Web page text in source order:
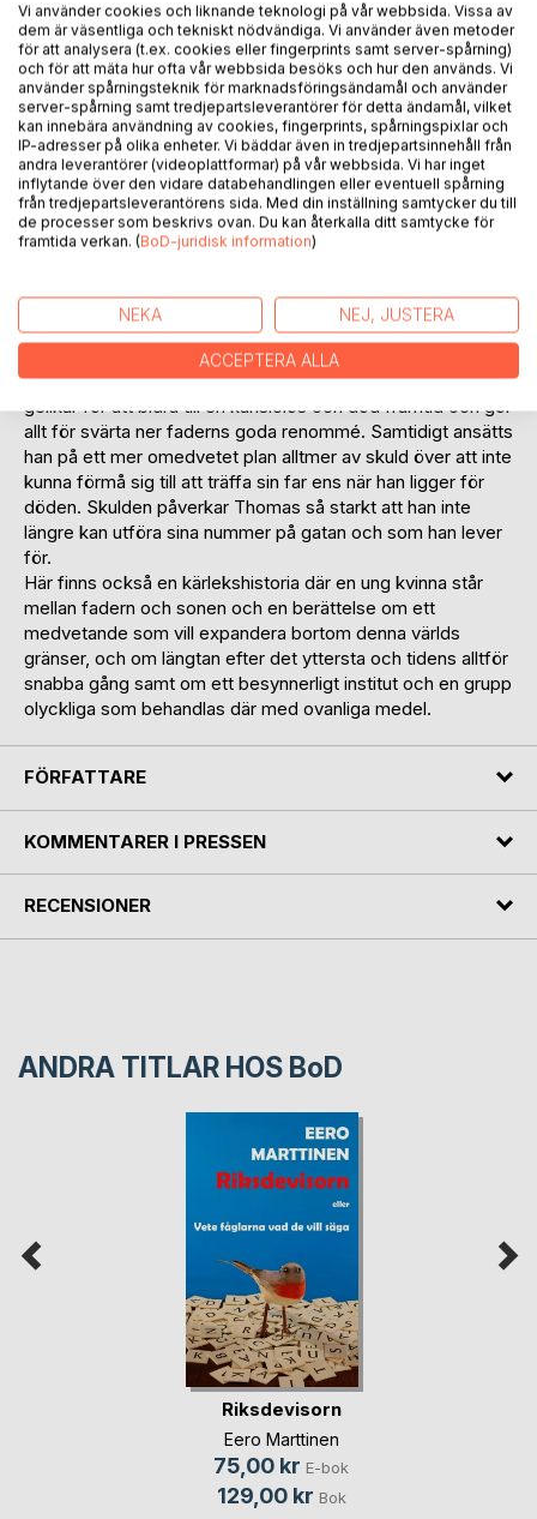
BESKRIVNING
Det är en regntung sommar i Stockholm. En far ligger
döende. Sonen Thomas försöker att ignorera det och
vägrar att träffa fadern. De har legat i bitter strid med
varandra sedan många år och är varandras motsatser.
Bägge brinner för vad de tror på och försvarar till det
yttersta vad de uppfattar vara sanningen. Fadern är en
okänd mim- och gatuartist.
Detta är en Kafkaartad historia som tilldrar sig i ett, som
sonen tycker alltmer mentalt, konstlat och naturstridigt
Stockholm som han ogillar. Han anklagar fadern och hans
gelikar för att bidra till en känslolös och död framtid och gör
allt för svärta ner faderns goda renommé. Samtidigt ansätts
han på ett mer omedvetet plan alltmer av skuld över att inte
kunna förmå sig till att träffa sin far ens när han ligger för
döden. Skulden påverkar Thomas så starkt att han inte
längre kan utföra sina nummer på gatan och som han lever
för.
Här finns också en kärlekshistoria där en ung kvinna står
mellan fadern och sonen och en berättelse om ett
medvetande som vill expandera bortom denna världs
gränser, och om längtan efter det yttersta och tidens alltför
snabba gång samt om ett besynnerligt institut och en grupp
olyckliga som behandlas där med ovanliga medel.
FÖRFATTARE
KOMMENTARER I PRESSEN
RECENSIONER
ANDRA TITLAR HOS BoD
Riksdevisorn
Eero Marttinen
75,00 kr E-bok
129,00 kr Bok
Vi använder cookies och liknande teknologi på vår webbsida. Vissa av
dem är väsentliga och tekniskt nödvändiga. Vi använder även metoder
för att analysera (t.ex. cookies eller fingerprints samt server-spårning)
och för att mäta hur ofta vår webbsida besöks och hur den används. Vi
använder spårningsteknik för marknadsföringsändamål och använder
server-spårning samt tredjepartsleverantörer för detta ändamål, vilket
kan innebära användning av cookies, fingerprints, spårningspixlar och
IP-adresser på olika enheter. Vi bäddar även in tredjepartsinnehåll från
andra leverantörer (videoplattformar) på vår webbsida. Vi har inget
inflytande över den vidare databehandlingen eller eventuell spårning
från tredjepartsleverantörens sida. Med din inställning samtycker du till
de processer som beskrivs ovan. Du kan återkalla ditt samtycke för
framtida verkan. (BoD-juridisk information)
NEKA NEJ, JUSTERA
ACCEPTERA ALLA